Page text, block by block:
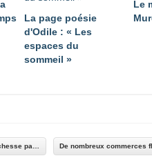
La page poésie
d'Odile : « Les
espaces du
sommeil »
Le